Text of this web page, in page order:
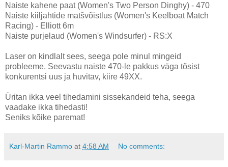
Naiste kahene paat (Women's Two Person Dinghy) - 470
Naiste kiiljahtide matšvõistlus (Women's Keelboat Match
Racing) - Elliott 6m
Naiste purjelaud (Women's Windsurfer) - RS:X
Laser on kindlalt sees, seega pole minul mingeid
probleeme. Seevastu naiste 470-le pakkus väga tõsist
konkurentsi uus ja huvitav, kiire 49XX.
Üritan ikka veel tihedamini sissekandeid teha, seega
vaadake ikka tihedasti!
Seniks kõike paremat!
Karl-Martin Rammo at 4:58 AM No comments: